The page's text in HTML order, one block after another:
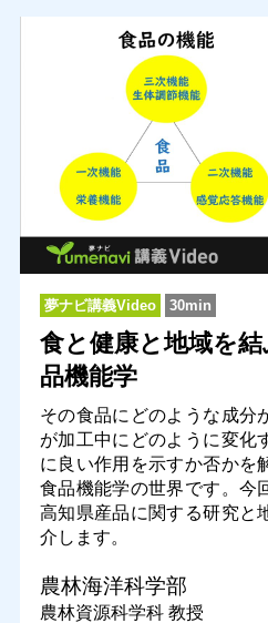
夢ナビ講義Video 30min
食と健康と地域を
品機能学
その食品にどのような成分
が加工中にどのように変化
に良い作用を示すか否かを
食品機能学の世界です。今
高知県産品に関する研究と
介します。
農林海洋科学部
農林資源科学科 教授